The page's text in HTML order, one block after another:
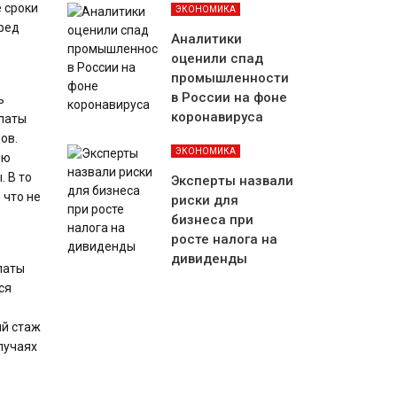
сроки
В то
не
стаж
ЭКОНОМИКА
Аналитики
оценили спад
промышленности
в России на фоне
коронавируса
ЭКОНОМИКА
Эксперты назвали
риски для
бизнеса при
росте налога на
дивиденды